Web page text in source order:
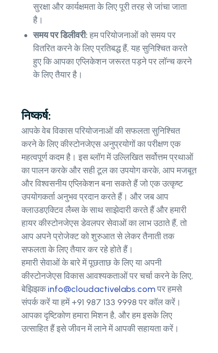
सुरक्षा और कार्यक्षमता के लिए पूरी तरह से जांचा जाता
है।
समय पर डिलीवरी:हम परियोजनाओं को समय पर
वितरित करने के लिए प्रतिबद्ध हैं, यह सुनिश्चित करते
हुए कि आपका एप्लिकेशन जरूरत पड़ने पर लॉन्च करने
के लिए तैयार है।
निष्कर्ष:
आपके वेब विकास परियोजनाओं की सफलता सुनिश्चित
करने के लिए कीस्टोनजेएस अनुप्रयोगों का परीक्षण एक
महत्वपूर्ण कदम है। इस ब्लॉग में उल्लिखित सर्वोत्तम प्रथाओं
का पालन करके और सही टूल का उपयोग करके, आप मजबूत
और विश्वसनीय एप्लिकेशन बना सकते हैं जो एक उत्कृष्ट
उपयोगकर्ता अनुभव प्रदान करते हैं। और जब आप
क्लाउडएक्टिव लैब्स के साथ साझेदारी करते हैं और हमारी
हायर कीस्टोनजेएस डेवलपर सेवाओं का लाभ उठाते हैं, तो
आप अपने प्रोजेक्ट को शुरुआत से लेकर तैनाती तक
सफलता के लिए तैयार कर रहे होते हैं।
हमारी सेवाओं के बारे में पूछताछ के लिए या अपनी
कीस्टोनजेएस विकास आवश्यकताओं पर चर्चा करने के लिए,
बेझिझकinfo@cloudactivelabs.comपर हमसे
संपर्क करें या हमें +91 987 133 9998 पर कॉल करें।
आपका दृष्टिकोण हमारा मिशन है, और हम इसके लिए
उत्साहित हैं इसे जीवन में लाने में आपकी सहायता करें।